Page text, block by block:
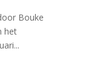
Bouke
het